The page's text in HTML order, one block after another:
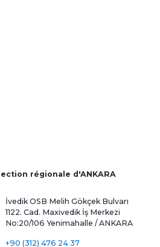
régionale d'ANKARA
İvedik OSB Melih Gökçek Bulvarı
1122. Cad. Maxivedik İş Merkezi
No:20/106 Yenimahalle / ANKARA
+90 (312) 476 24 37